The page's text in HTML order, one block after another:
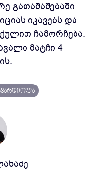
გათამაშებაში
იკავებს და
ჩამორჩება.
მატჩი 4